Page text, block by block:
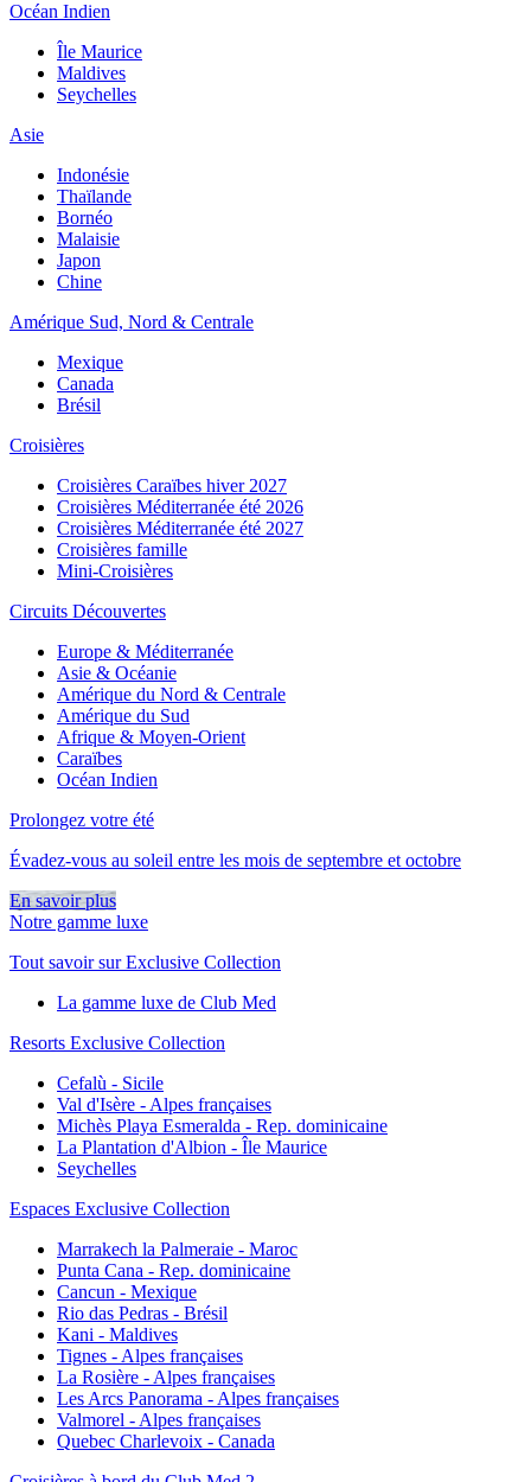
Océan Indien
Île Maurice
Maldives
Seychelles
Asie
Indonésie
Thaïlande
Bornéo
Malaisie
Japon
Chine
Amérique Sud, Nord & Centrale
Mexique
Canada
Brésil
Croisières
Croisières Caraïbes hiver 2027
Croisières Méditerranée été 2026
Croisières Méditerranée été 2027
Croisières famille
Mini-Croisières
Circuits Découvertes
Europe & Méditerranée
Asie & Océanie
Amérique du Nord & Centrale
Amérique du Sud
Afrique & Moyen-Orient
Caraïbes
Océan Indien
Prolongez votre été
Évadez-vous au soleil entre les mois de septembre et octobre
En savoir plus
Notre gamme luxe
Tout savoir sur Exclusive Collection
La gamme luxe de Club Med
Resorts Exclusive Collection
Cefalù - Sicile
Val d'Isère - Alpes françaises
Michès Playa Esmeralda - Rep. dominicaine
La Plantation d'Albion - Île Maurice
Seychelles
Espaces Exclusive Collection
Marrakech la Palmeraie - Maroc
Punta Cana - Rep. dominicaine
Cancun - Mexique
Rio das Pedras - Brésil
Kani - Maldives
Tignes - Alpes françaises
La Rosière - Alpes françaises
Les Arcs Panorama - Alpes françaises
Valmorel - Alpes françaises
Quebec Charlevoix - Canada